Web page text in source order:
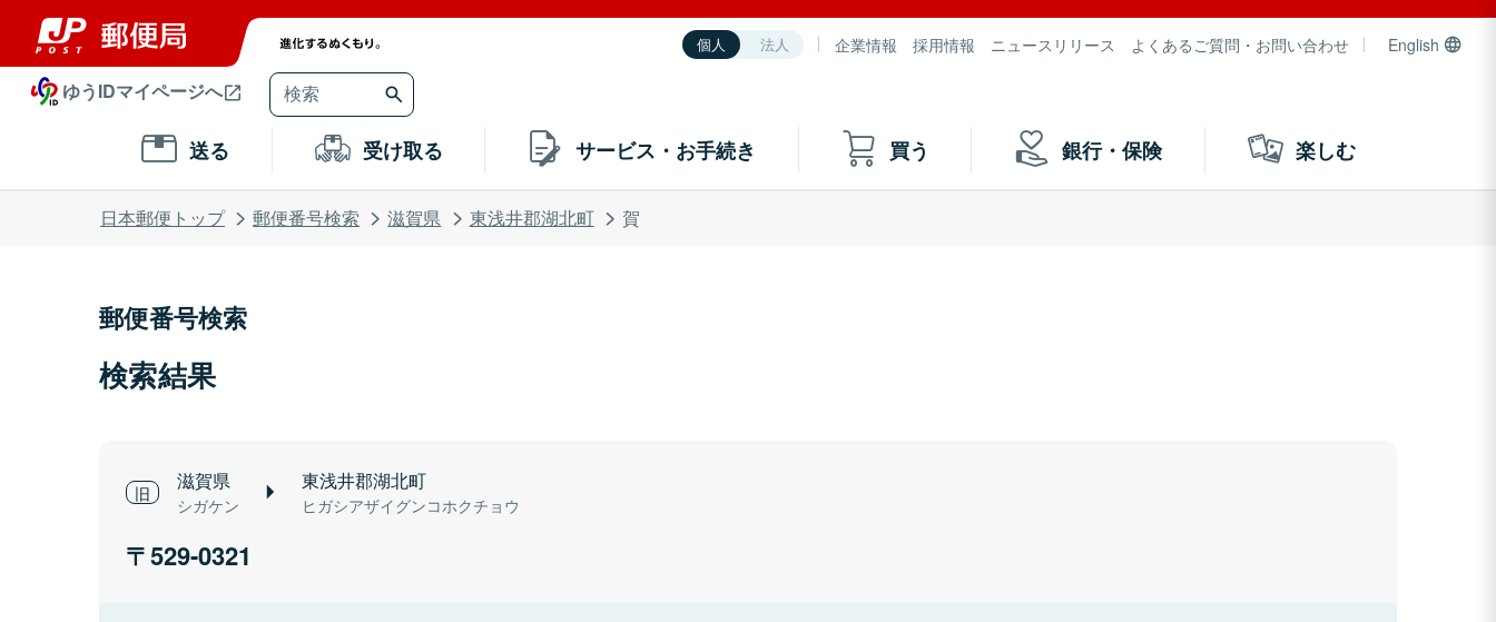
個人 法人 企業情報 採用情報 ニュースリリース よくあるご質問・お問い合わせ English
ゆうIDマイページへ
送る 受け取る サービス・お手続き 買う 銀行・保険 楽しむ
日本郵便トップ 郵便番号検索 滋賀県 東浅井郡湖北町 賀
郵便番号検索
検索結果
滋賀県
シガケン
東浅井郡湖北町
ヒガシアザイグンコホクチョウ
529-0321